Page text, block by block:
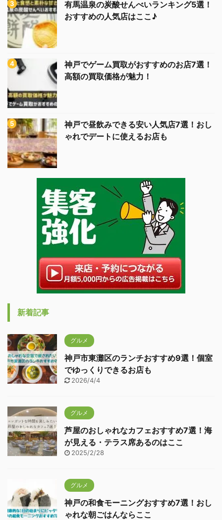
有馬温泉の炭酸せんべいランキング5選！
おすすめの人気店はここ♪
神戸でゲーム買取がおすすめのお店7選！
高額の買取価格が魅力！
神戸で昼飲みできる安い人気店7選！おし
ゃれでデートに使えるお店も
新着記事
グルメ
神戸市東灘区のランチおすすめ9選！個室
でゆっくりできるお店も
2026/4/4
グルメ
芦屋のおしゃれなカフェおすすめ7選！海
が見える・テラス席あるのはここ
2025/2/28
グルメ
神戸の和食モーニングおすすめ7選！おし
ゃれな朝ごはんならここ